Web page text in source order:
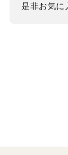
是非お気に